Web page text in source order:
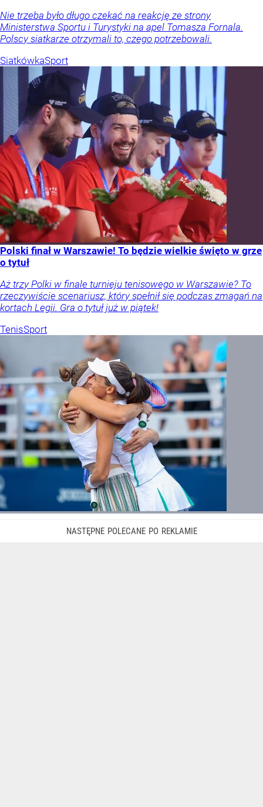
Nie trzeba było długo czekać na reakcję ze strony
Ministerstwa Sportu i Turystyki na apel Tomasza Fornala.
Polscy siatkarze otrzymali to, czego potrzebowali.
SiatkówkaSport
Polski finał w Warszawie! To będzie wielkie święto w grze
o tytuł
Aż trzy Polki w finale turnieju tenisowego w Warszawie? To
rzeczywiście scenariusz, który spełnił się podczas zmagań na
kortach Legii. Gra o tytuł już w piątek!
TenisSport